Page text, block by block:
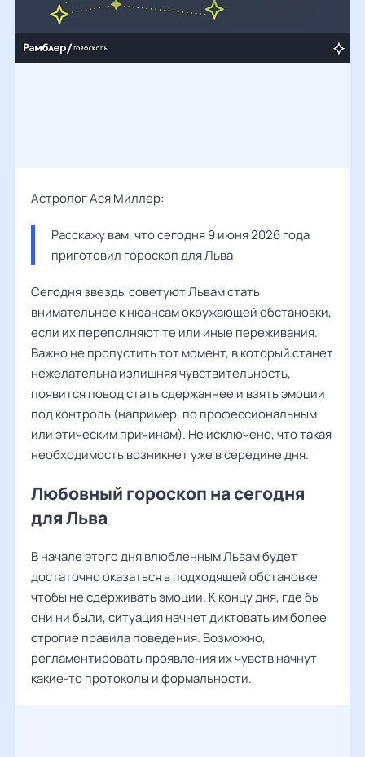
Астролог Ася Миллер:
Расскажу вам, что сегодня 9 июня 2026 года
приготовил гороскоп для Льва
Сегодня звезды советуют Львам стать
внимательнее к нюансам окружающей обстановки,
если их переполняют те или иные переживания.
Важно не пропустить тот момент, в который станет
нежелательна излишняя чувствительность,
появится повод стать сдержаннее и взять эмоции
под контроль (например, по профессиональным
или этическим причинам). Не исключено, что такая
необходимость возникнет уже в середине дня.
Любовный гороскоп на сегодня
для Льва
В начале этого дня влюбленным Львам будет
достаточно оказаться в подходящей обстановке,
чтобы не сдерживать эмоции. К концу дня, где бы
они ни были, ситуация начнет диктовать им более
строгие правила поведения. Возможно,
регламентировать проявления их чувств начнут
какие-то протоколы и формальности.